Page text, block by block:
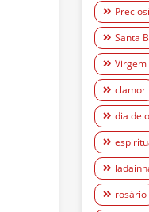
Santa
clamor
dia de
rosário